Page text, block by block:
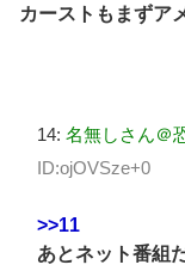
カーストもまずア
14: 名無しさん＠
ID:ojOVSze+0
>>11
あとネット番組